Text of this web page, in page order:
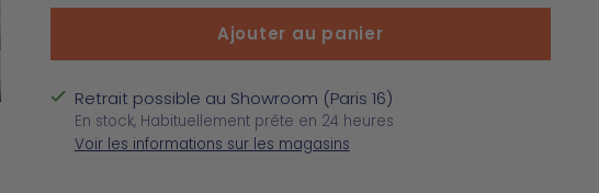
Ajouter au panier
Retrait possible au Showroom (Paris 16)
En stock, Habituellement prête en 24 heures
Voir les informations sur les magasins